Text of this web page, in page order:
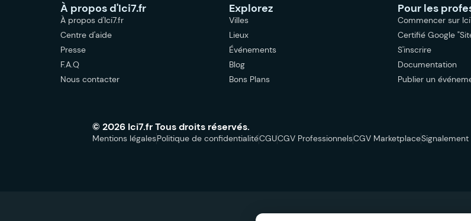
À propos d'Ici7.fr
À propos d'Ici7.fr
Centre d'aide
Presse
F.A.Q
Nous contacter
Explorez
Villes
Lieux
Événements
Blog
Bons Plans
Pour les
Commencer sur
Certifié Google
S'inscrire
Documentation
Publier un
© 2026 Ici7.fr Tous droits réservés.
Mentions légalesPolitique de confidentialitéCGUCGV ProfessionnelsCGV MarketplaceSignalement